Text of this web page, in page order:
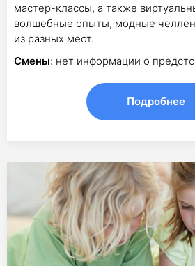
мастер-классы, а также
волшебные опыты, модные
из разных мест.
Смены: нет информации о
Подробнее